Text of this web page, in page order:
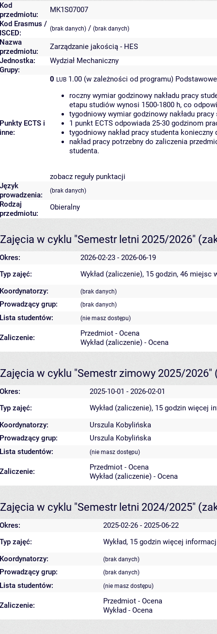
Kod
przedmiotu:
MK1S07007
Kod Erasmus /
ISCED:
(brak danych) / (brak danych)
Nazwa
przedmiotu:
Zarządzanie jakością - HES
Jednostka:
Wydział Mechaniczny
Grupy:
Punkty ECTS i
inne:
0 LUB 1.00 (w zależności od programu)
roczny wymiar godzinowy nakładu pracy
etapu studiów wynosi 1500-1800 h, co
tygodniowy wymiar godzinowy nakładu
1 punkt ECTS odpowiada 25-30 godzinom
tygodniowy nakład pracy studenta
nakład pracy potrzebny do zaliczenia
studenta.
zobacz reguły punktacji
Język
prowadzenia:
(brak danych)
Rodzaj
przedmiotu:
Obieralny
Zajęcia w cyklu "Semestr letni 2025/2026"
Okres:
2026-02-23 - 2026-06-19
Typ zajęć:
Wykład (zaliczenie), 15 godzin, 46 miejsc
Koordynatorzy:
(brak danych)
Prowadzący grup: (brak danych)
Lista studentów: (nie masz dostępu)
Zaliczenie:
Przedmiot - Ocena
Wykład (zaliczenie) - Ocena
Zajęcia w cyklu "Semestr zimowy 2025/2026"
Okres:
2025-10-01 - 2026-02-01
Typ zajęć:
Wykład (zaliczenie), 15 godzin więcej
Koordynatorzy:
Urszula Kobylińska
Prowadzący grup:
Urszula Kobylińska
Lista studentów:
(nie masz dostępu)
Zaliczenie:
Przedmiot - Ocena
Wykład (zaliczenie) - Ocena
Zajęcia w cyklu "Semestr letni 2024/2025"
Okres:
2025-02-26 - 2025-06-22
Typ zajęć:
Wykład, 15 godzin więcej
Koordynatorzy:
(brak danych)
Prowadzący grup: (brak danych)
Lista studentów: (nie masz dostępu)
Zaliczenie:
Przedmiot - Ocena
Wykład - Ocena